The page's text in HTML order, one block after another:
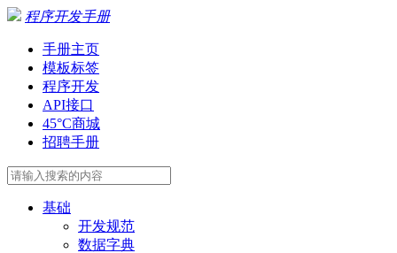
程序开发手册
手册主页
模板标签
程序开发
API接口
45°C商城
招聘手册
基础
开发规范
数据字典